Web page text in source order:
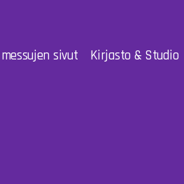
sivut Kirjasto & Studio